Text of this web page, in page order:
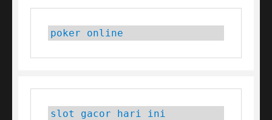
poker online
slot gacor hari ini